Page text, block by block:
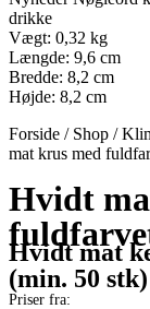
drikke
Vægt: 0,32 kg
Længde: 9,6 cm
Bredde: 8,2 cm
Højde: 8,2 cm
Forside / Shop /
mat krus med
Hvidt
Hvidt mat
(min. 50 stk)
Priser fra: